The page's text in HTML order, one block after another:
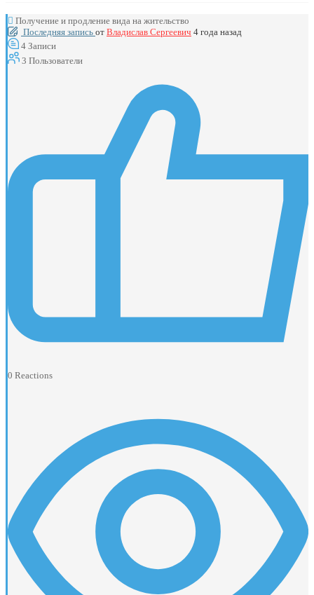
Получение и продление вида на жительство
Последняя запись от Владислав Сергеевич 4 года назад
4 Записи
3 Пользователи
0 Reactions